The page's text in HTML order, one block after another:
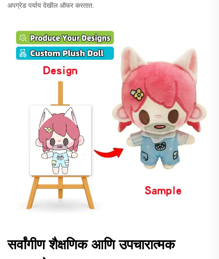
अपग्रेड पर्याय देखील ऑफर करतात.
सर्वांगीण शैक्षणिक आणि उपचारात्मक